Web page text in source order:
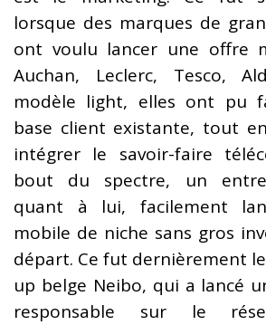
lorsque des marques de
ont voulu lancer une offre
Auchan, Leclerc, Tesco,
modèle light, elles ont pu
base client existante, tout
intégrer le savoir-faire
bout du spectre, un
quant à lui, facilement
mobile de niche sans gros
départ. Ce fut dernièrement
up belge Neibo, qui a lancé
responsable sur le